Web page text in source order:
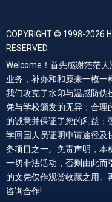
COPYRIGHT © 1998-2026
RESERVED.
Welcome！首先感谢茫茫
业务，补办和和原来一模一
我们攻克了水印与温感防伪
凭与学校颁发的无异；合理
的诚意并保证了您的利益；
学回国人员证明申请途径及
务项目之一。免责声明，本
一切非法活动，否则由此而
的文凭仅作观赏收藏之用。
咨询合作!